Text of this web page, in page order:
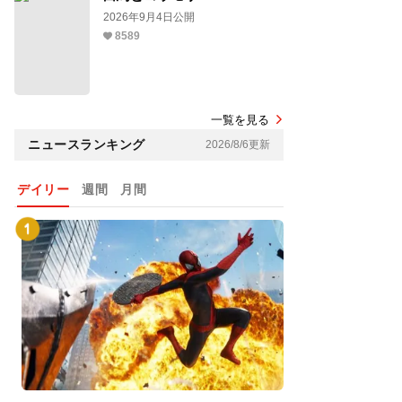
2026年9月4日公開
8589
一覧を見る
ニュースランキング 2026/8/6更新
デイリー 週間 月間